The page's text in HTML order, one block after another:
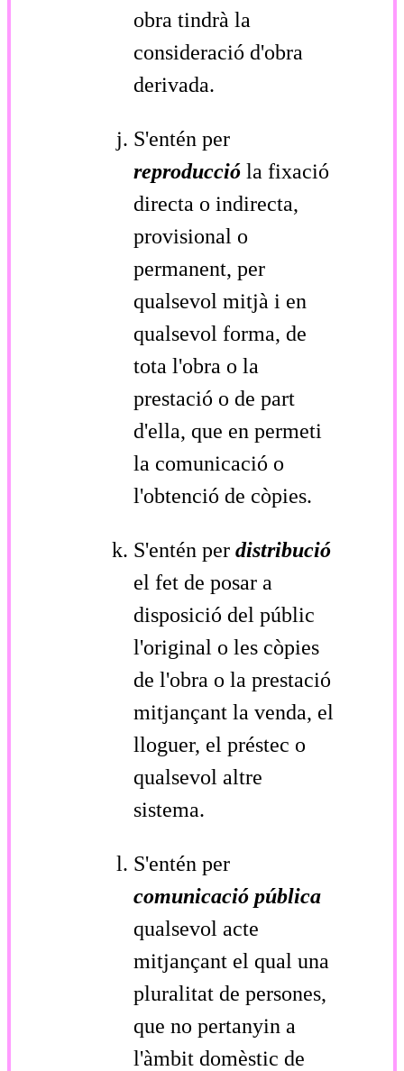
obra tindrà la
consideració d'obra
derivada.
S'entén per
reproducció la fixació
directa o indirecta,
provisional o
permanent, per
qualsevol mitjà i en
qualsevol forma, de
tota l'obra o la
prestació o de part
d'ella, que en permeti
la comunicació o
l'obtenció de còpies.
S'entén per distribució
el fet de posar a
disposició del públic
l'original o les còpies
de l'obra o la prestació
mitjançant la venda, el
lloguer, el préstec o
qualsevol altre
sistema.
S'entén per
comunicació pública
qualsevol acte
mitjançant el qual una
pluralitat de persones,
que no pertanyin a
l'àmbit domèstic de